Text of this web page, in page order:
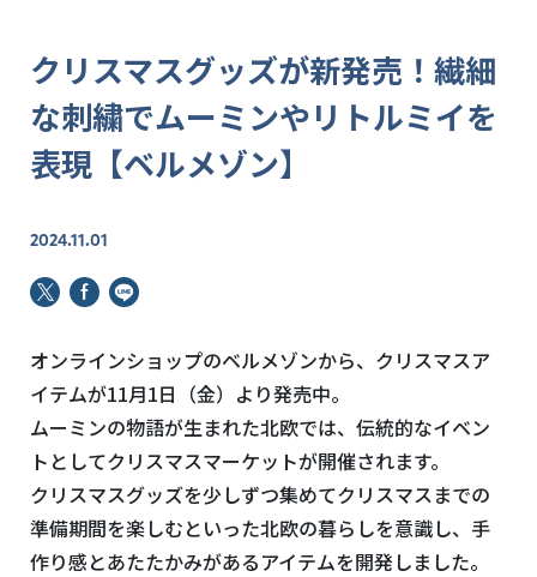
クリスマスグッズが新発売！繊細
な刺繍でムーミンやリトルミイを
表現【ベルメゾン】
2024.11.01
オンラインショップのベルメゾンから、クリスマスア
イテムが11月1日（金）より発売中。
ムーミンの物語が生まれた北欧では、伝統的なイベン
トとしてクリスマスマーケットが開催されます。
クリスマスグッズを少しずつ集めてクリスマスまでの
準備期間を楽しむといった北欧の暮らしを意識し、手
作り感とあたたかみがあるアイテムを開発しました。